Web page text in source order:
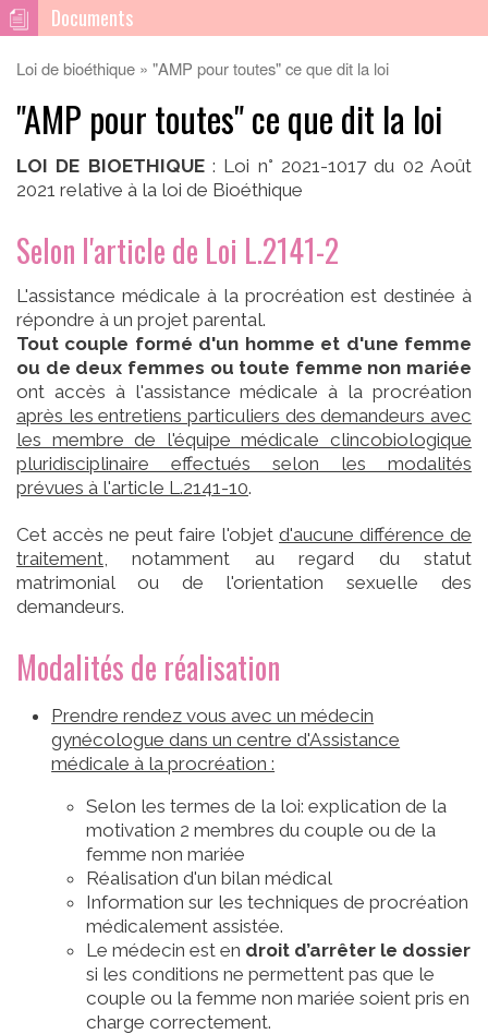
Documents
Loi de bioéthique "AMP pour toutes" ce que dit la loi
"AMP pour toutes" ce que dit la loi
LOI DE BIOETHIQUE: Loi n° 2021-1017 du 02 Août
2021 relative à la loi de Bioéthique
Selon l'article de Loi L.2141-2
L'assistance médicale à la procréation est destinée à
répondre à un projet parental.
Tout couple formé d'un homme et d'une femme
ou de deux femmes ou toute femme non mariée
ont accès à l'assistance médicale à la procréation
après les entretiens particuliers des demandeurs avec
les membre de l'équipe médicale clincobiologique
pluridisciplinaire effectués selon les modalités
prévues à l'article L.2141-10.
Cet accès ne peut faire l'objet d'aucune différence de
traitement , notamment au regard du statut
matrimonial ou de l'orientation sexuelle des
demandeurs.
Modalités de réalisation
Prendre rendez vous avec un médecin
gynécologue dans un centre d'Assistance
médicale à la procréation :
Selon les termes de la loi: explication de la
motivation 2 membres du couple ou de la
femme non mariée
Réalisation d'un bilan médical
Information sur les techniques de procréation
médicalement assistée.
Le médecin est en droit d’arrêter le dossier
si les conditions ne permettent pas que le
couple ou la femme non mariée soient pris en
charge correctement.